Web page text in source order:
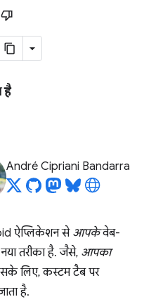
है
André Cipriani Bandarra
ऐप्लिकेशन से आपकेवेब-
तरीका है. जैसे, आपका
लिए, कस्टम टैब पर
है.